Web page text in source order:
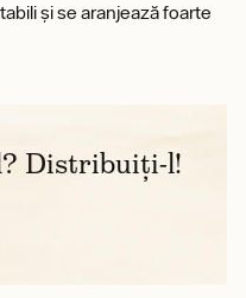
și se aranjează foarte
Distribuiți-l!